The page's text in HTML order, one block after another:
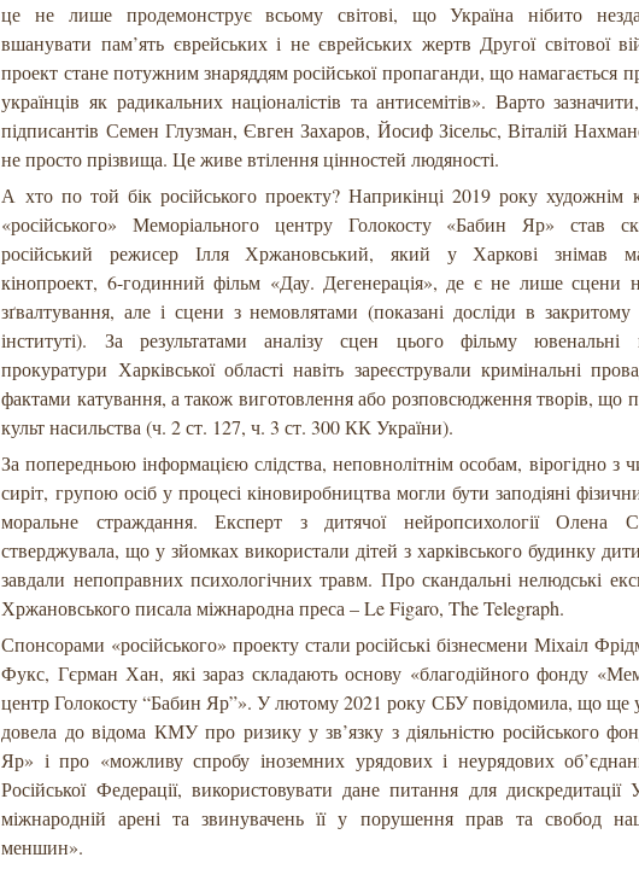
це не лише продемонструє всьому світові, що Україна нібито
вшанувати пам’ять єврейських і не єврейських жертв Другої світової
проект стане потужним знаряддям російської пропаганди, що намагається
українців як радикальних націоналістів та антисемітів». Варто
підписантів Семен Глузман, Євген Захаров, Йосиф Зісельс, Віталій
не просто прізвища. Це живе втілення цінностей людяності.
А хто по той бік російського проекту? Наприкінці 2019 року художнім
«російського» Меморіального центру Голокосту «Бабин Яр» став
російський режисер Ілля Хржановський, який у Харкові знімав
кінопроект, 6-годинний фільм «Дау. Дегенерація», де є не лише сцени
зґвалтування, але і сцени з немовлятами (показані досліди в закритому
інституті). За результатами аналізу сцен цього фільму ювенальні
прокуратури Харківської області навіть зареєстрували кримінальні
фактами катування, а також виготовлення або розповсюдження творів, що
культ насильства (ч. 2 ст. 127, ч. 3 ст. 300 КК України).
За попередньою інформацією слідства, неповнолітнім особам, вірогідно з
сиріт, групою осіб у процесі кіновиробництва могли бути заподіяні
моральне страждання. Експерт з дитячої нейропсихології Олена
стверджувала, що у зйомках використали дітей з харківського будинку
завдали непоправних психологічних травм. Про скандальні нелюдські
Хржановського писала міжнародна преса – Le Figaro, The Telegraph.
Спонсорами «російського» проекту стали російські бізнесмени Міхаіл
Фукс, Гєрман Хан, які зараз складають основу «благодійного фонду
центр Голокосту “Бабин Яр”». У лютому 2021 року СБУ повідомила, що ще
довела до відома КМУ про ризику у зв’язку з діяльністю російського
Яр» і про «можливу спробу іноземних урядових і неурядових
Російської Федерації, використовувати дане питання для дискредитації
міжнародній арені та звинувачень її у порушення прав та свобод
меншин».